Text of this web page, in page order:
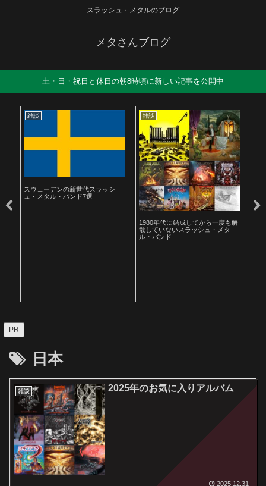
スラッシュ・メタルのブログ
メタさんブログ
土・日・祝日と休日の朝8時頃に新しい記事を公開中
雑談
スウェーデンの新世代スラッシ
ュ・メタル・バンド7選
雑談
1980年代に結成してから一度も解
散していないスラッシュ・メタ
ル・バンド
PR
日本
雑談 2025年のお気に入りアルバム
2025.12.31